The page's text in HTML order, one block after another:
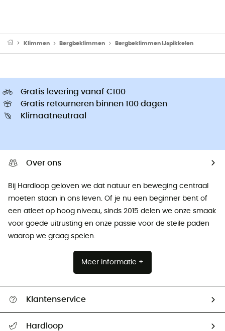
Klimmen Bergbeklimmen Bergbeklimmen IJspikkelen
Gratis levering vanaf €100
Gratis retourneren binnen 100 dagen
Klimaatneutraal
Over ons
Bij Hardloop geloven we dat natuur en beweging centraal
moeten staan ​​in ons leven. Of je nu een beginner bent of
een atleet op hoog niveau, sinds 2015 delen we onze smaak
voor goede uitrusting en onze passie voor de steile paden
waarop we graag spelen.
Meer informatie +
Klantenservice
Hardloop